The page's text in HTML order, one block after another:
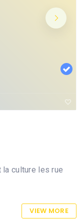
culture les rue
VIEW MORE